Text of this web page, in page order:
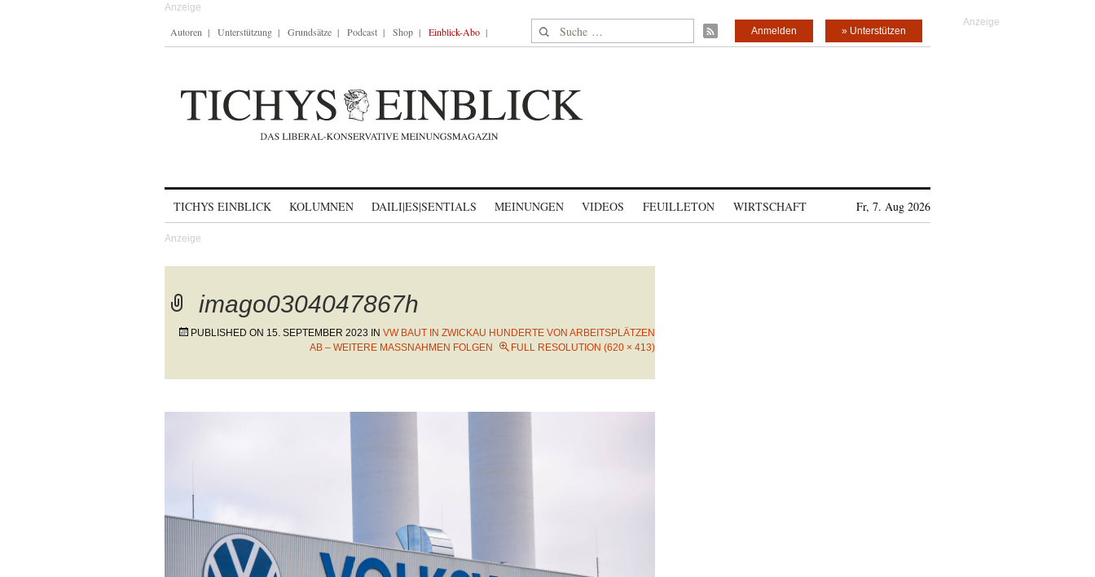
Autoren Unterstützung Grundsätze Podcast Shop Einblick-Abo Suche nach: » Unterstützen
Anmelden
TICHYS EINBLICK KOLUMNEN DAILI|ES|SENTIALS MEINUNGEN VIDEOS FEUILLETON WIRTSCHAFT Fr, 7. Aug 2026
imago0304047867h
PUBLISHED ON 15. SEPTEMBER 2023 IN VW BAUT IN ZWICKAU HUNDERTE VON ARBEITSPLÄTZEN
AB – WEITERE MASSNAHMEN FOLGEN
FULL RESOLUTION (620 × 413)